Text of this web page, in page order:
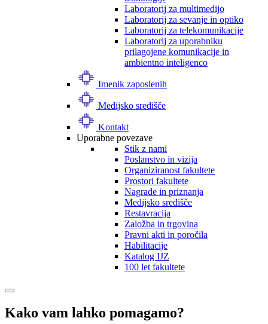
Laboratorij za multimedijo
Laboratorij za sevanje in optiko
Laboratorij za telekomunikacije
Laboratorij za uporabniku
prilagojene komunikacije in
ambientno inteligenco
Imenik zaposlenih
Medijsko središče
Kontakt
Uporabne povezave
Stik z nami
Poslanstvo in vizija
Organiziranost fakultete
Prostori fakultete
Nagrade in priznanja
Medijsko središče
Restavracija
Založba in trgovina
Pravni akti in poročila
Habilitacije
Katalog IJZ
100 let fakultete
Kako vam lahko pomagamo?